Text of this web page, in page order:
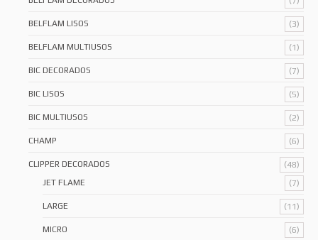
BELFLAM LISOS (3)
BELFLAM MULTIUSOS (1)
BIC DECORADOS (7)
BIC LISOS (5)
BIC MULTIUSOS (2)
CHAMP (6)
CLIPPER DECORADOS
(48)
JET FLAME
(7)
LARGE (11)
MICRO (6)